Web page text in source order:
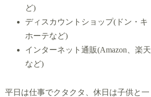
ど)
ディスカウントショップ(ドン・キ
ホーテなど)
インターネット通販(Amazon、楽天
など)
平日は仕事でクタクタ、休日は子供と一